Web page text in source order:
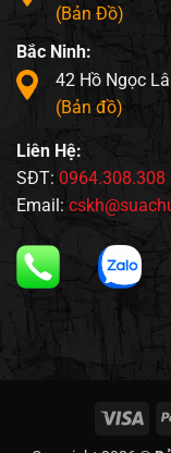
(Bản Đồ)
Bắc Ninh:
42 Hồ Ngọc
(Bản đồ)
Liên Hệ:
SĐT: 0964.308.308
Email:
Visa